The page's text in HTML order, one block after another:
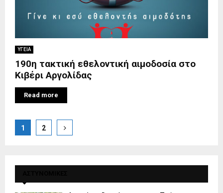
ΥΓΕΙΑ
190η τακτική εθελοντική αιμοδοσία στο
Κιβέρι Αργολίδας
Read more
Posts
1 2